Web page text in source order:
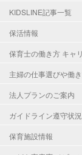
KIDSLINE記事一覧
保活情報
保育士の働き方 キャ
主婦の仕事選びや働
法人プランのご案内
ガイドライン遵守状況
保育施設情報